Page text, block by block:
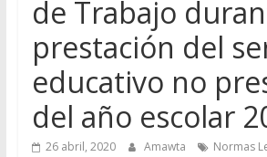
de Trabajo
prestación del
educativo no
del año escolar
26 abril, 2020 Amawta Normas